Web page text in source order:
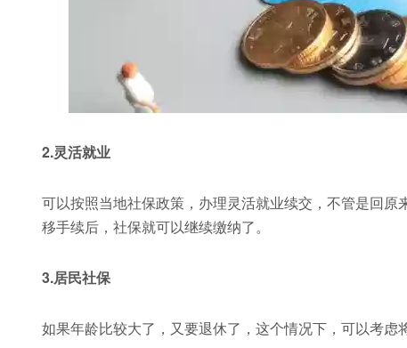
2.灵活就业
可以按照当地社保政策，办理灵活就业续交，不管是回
移手续后，社保就可以继续缴纳了。
3.居民社保
如果年龄比较大了，又要退休了，这个情况下，可以考虑